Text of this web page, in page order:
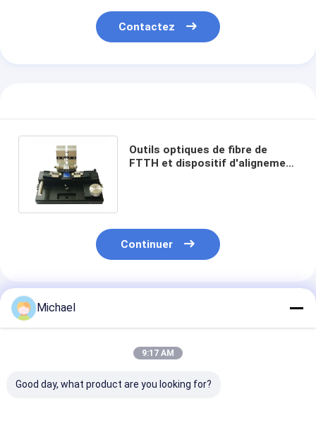
Contactez
Outils optiques de fibre de
FTTH et dispositif d'alignement
Continuer
Produits Recommandés
Michael
9:17 AM
Good day, what product are you looking for?